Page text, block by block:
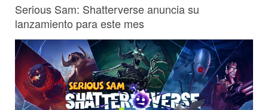
Serious Sam: Shatterverse anuncia su
lanzamiento para este mes